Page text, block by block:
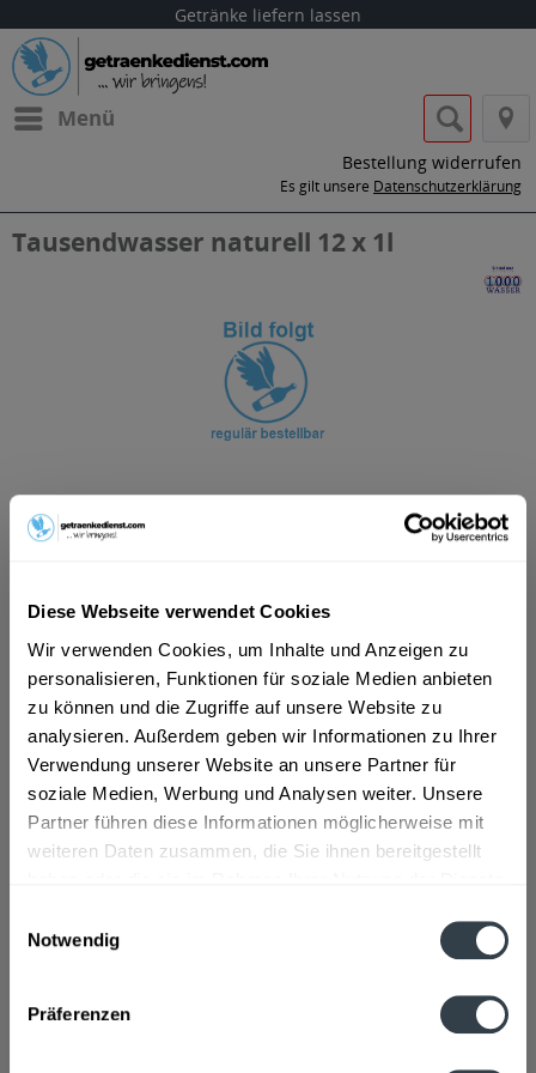
Diese Webseite verwendet Cookies
Wir verwenden Cookies, um Inhalte und Anzeigen zu
personalisieren, Funktionen für soziale Medien anbieten
zu können und die Zugriffe auf unsere Website zu
analysieren. Außerdem geben wir Informationen zu Ihrer
Verwendung unserer Website an unsere Partner für
soziale Medien, Werbung und Analysen weiter. Unsere
Partner führen diese Informationen möglicherweise mit
weiteren Daten zusammen, die Sie ihnen bereitgestellt
Notwendig
Präferenzen
Getränke liefern lassen
Menü
Bestellung widerrufen
Es gilt unsere Datenschutzerklärung
Tausendwasser naturell 12 x 1l
ab 101,01 € *
inkl. MwSt.ggf. zzgl. Erschwerniszuschlag
Vorrätig
MEHRWEG
+3,30 € Pfand
In denWarenkorb
Beschreibung